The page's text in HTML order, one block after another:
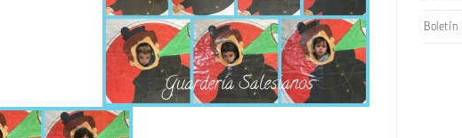
Boletín